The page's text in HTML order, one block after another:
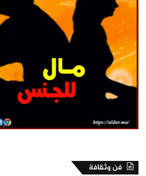
فن وثقافة